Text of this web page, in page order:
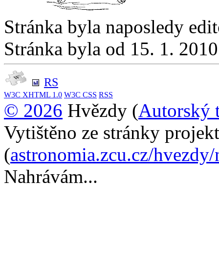
Stránka byla naposledy
Stránka byla od 15. 1.
RS
W3C XHTML 1.0 W3C CSS RSS
© 2026 Hvězdy (Autorský
Vytištěno ze stránky
(astronomia.zcu.cz/
Nahrávám...